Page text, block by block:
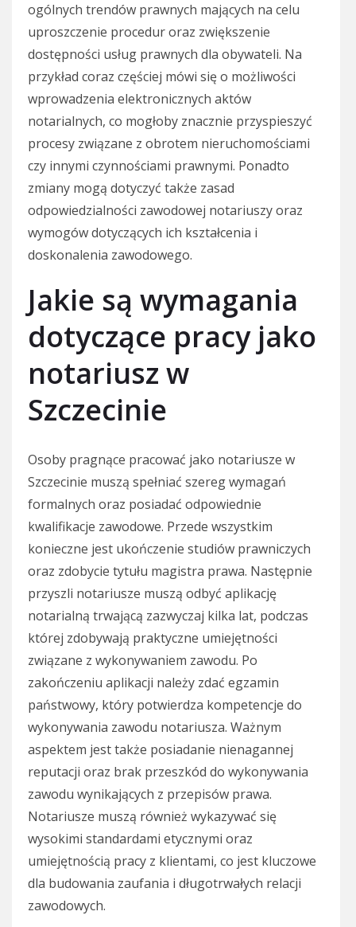
ogólnych trendów prawnych mających na celu
uproszczenie procedur oraz zwiększenie
dostępności usług prawnych dla obywateli. Na
przykład coraz częściej mówi się o możliwości
wprowadzenia elektronicznych aktów
notarialnych, co mogłoby znacznie przyspieszyć
procesy związane z obrotem nieruchomościami
czy innymi czynnościami prawnymi. Ponadto
zmiany mogą dotyczyć także zasad
odpowiedzialności zawodowej notariuszy oraz
wymogów dotyczących ich kształcenia i
doskonalenia zawodowego.
Jakie są wymagania
dotyczące pracy jako
notariusz w
Szczecinie
Osoby pragnące pracować jako notariusze w
Szczecinie muszą spełniać szereg wymagań
formalnych oraz posiadać odpowiednie
kwalifikacje zawodowe. Przede wszystkim
konieczne jest ukończenie studiów prawniczych
oraz zdobycie tytułu magistra prawa. Następnie
przyszli notariusze muszą odbyć aplikację
notarialną trwającą zazwyczaj kilka lat, podczas
której zdobywają praktyczne umiejętności
związane z wykonywaniem zawodu. Po
zakończeniu aplikacji należy zdać egzamin
państwowy, który potwierdza kompetencje do
wykonywania zawodu notariusza. Ważnym
aspektem jest także posiadanie nienagannej
reputacji oraz brak przeszkód do wykonywania
zawodu wynikających z przepisów prawa.
Notariusze muszą również wykazywać się
wysokimi standardami etycznymi oraz
umiejętnością pracy z klientami, co jest kluczowe
dla budowania zaufania i długotrwałych relacji
zawodowych.